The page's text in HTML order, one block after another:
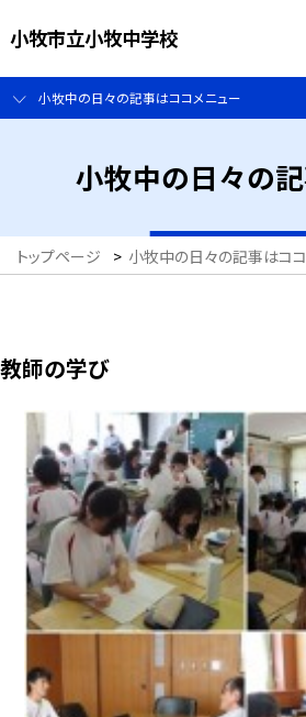
小牧市立小牧中学校
小牧中の日々の記事はココメニュー
小牧中の日々の
トップページ > 小牧中の日々の記事はココ
教師の学び